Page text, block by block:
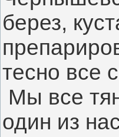
берез,
тесно все
Мы все
один из